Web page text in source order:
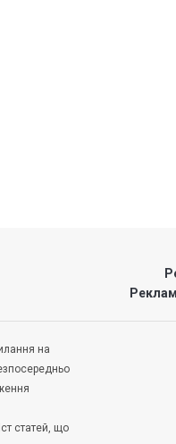
на
статей, що